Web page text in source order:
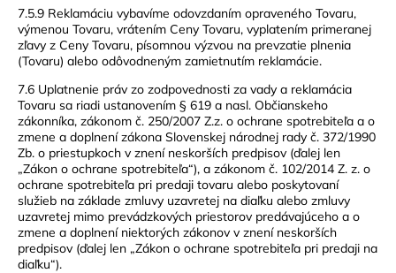
7.5.9 Reklamáciu vybavíme odovzdaním opraveného Tovaru,
výmenou Tovaru, vrátením Ceny Tovaru, vyplatením primeranej
zľavy z Ceny Tovaru, písomnou výzvou na prevzatie plnenia
(Tovaru) alebo odôvodneným zamietnutím reklamácie.
7.6 Uplatnenie práv zo zodpovednosti za vady a reklamácia
Tovaru sa riadi ustanovením § 619 a nasl. Občianskeho
zákonníka, zákonom č. 250/2007 Z.z. o ochrane spotrebiteľa a o
zmene a doplnení zákona Slovenskej národnej rady č. 372/1990
Zb. o priestupkoch v znení neskorších predpisov (ďalej len
„Zákon o ochrane spotrebiteľa“), a zákonom č. 102/2014 Z. z. o
ochrane spotrebiteľa pri predaji tovaru alebo poskytovaní
služieb na základe zmluvy uzavretej na diaľku alebo zmluvy
uzavretej mimo prevádzkových priestorov predávajúceho a o
zmene a doplnení niektorých zákonov v znení neskorších
predpisov (ďalej len „Zákon o ochrane spotrebiteľa pri predaji na
diaľku“).